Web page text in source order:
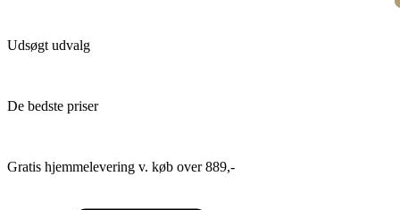
Udsøgt udvalg
De bedste priser
Gratis hjemmelevering v. køb over 889,-